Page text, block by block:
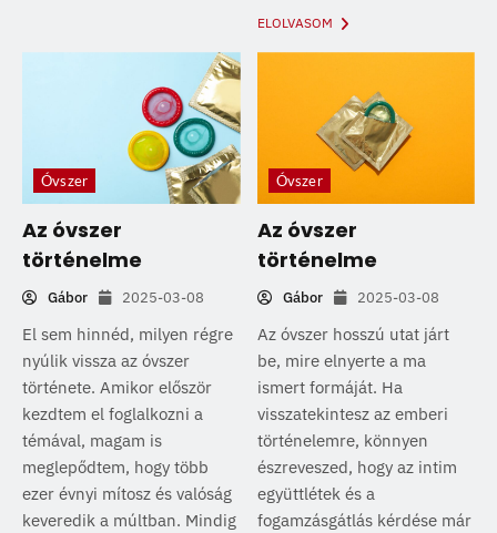
ELOLVASOM
Óvszer
Az óvszer
történelme
Gábor 2025-03-08
El sem hinnéd, milyen régre
nyúlik vissza az óvszer
története. Amikor először
kezdtem el foglalkozni a
témával, magam is
meglepődtem, hogy több
ezer évnyi mítosz és valóság
keveredik a múltban. Mindig
Óvszer
Az óvszer
történelme
Gábor 2025-03-08
Az óvszer hosszú utat járt
be, mire elnyerte a ma
ismert formáját. Ha
visszatekintesz az emberi
történelemre, könnyen
észreveszed, hogy az intim
együttlétek és a
fogamzásgátlás kérdése már